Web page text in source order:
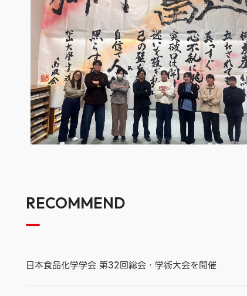
RECOMMEND
日本食品化学学会 第32回総会・学術大会を開催